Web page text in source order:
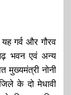
गर्व और गौरव
भवन एवं अन्य
मुख्यमंत्री नोनी
के दो मेधावी